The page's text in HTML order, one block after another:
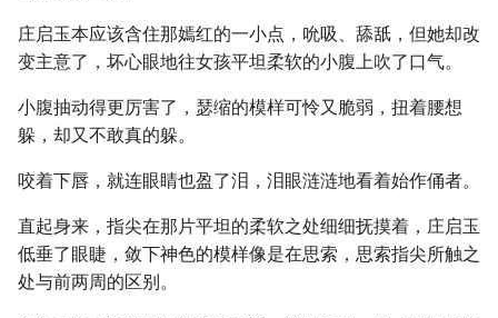
庄启玉本应该含住那嫣红的一小点，吮吸、舔舐，但她却改
变主意了，坏心眼地往女孩平坦柔软的小腹上吹了口气。
小腹抽动得更厉害了，瑟缩的模样可怜又脆弱，扭着腰想
躲，却又不敢真的躲。
咬着下唇，就连眼睛也盈了泪，泪眼涟涟地看着始作俑者。
直起身来，指尖在那片平坦的柔软之处细细抚摸着，庄启玉
低垂了眼睫，敛下神色的模样像是在思索，思索指尖所触之
处与前两周的区别。